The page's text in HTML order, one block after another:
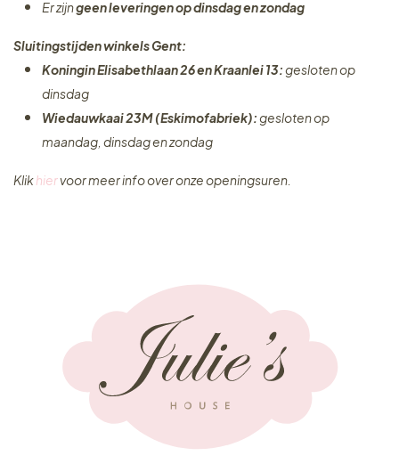
Er zijngeen leveringenop dinsdag en zondag
Sluitingstijden winkels Gent:
Koningin Elisabethlaan 26 en Kraanlei 13:gesloten op
dinsdag
Wiedauwkaai 23M (Eskimofabriek):gesloten op
maandag, dinsdag en zondag
Klikhiervoor meer info over onze openingsuren.